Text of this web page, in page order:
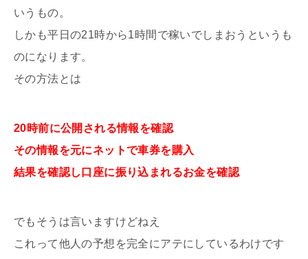
いうもの。
しかも平日の21時から1時間で稼いでしまおうというも
のになります。
その方法とは
20時前に公開される情報を確認
その情報を元にネットで車券を購入
結果を確認し口座に振り込まれるお金を確認
でもそうは言いますけどねえ
これって他人の予想を完全にアテにしているわけです